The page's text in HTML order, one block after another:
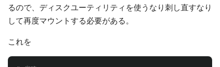
るので、ディスクユーティリティを使うなり刺し直すなり
して再度マウントする必要がある。
これを